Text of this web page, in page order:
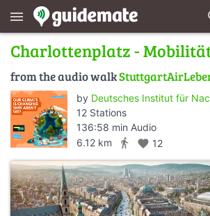
menu
Charlottenplatz -
from the audio walk
by Deutsches Institut für
12 Stations
136:58 min Audio
6.12 km
directions_walk favorite 12